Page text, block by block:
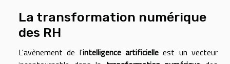
La transformation numérique
des RH
L'avènement de l'intelligence artificielle est un vecteur